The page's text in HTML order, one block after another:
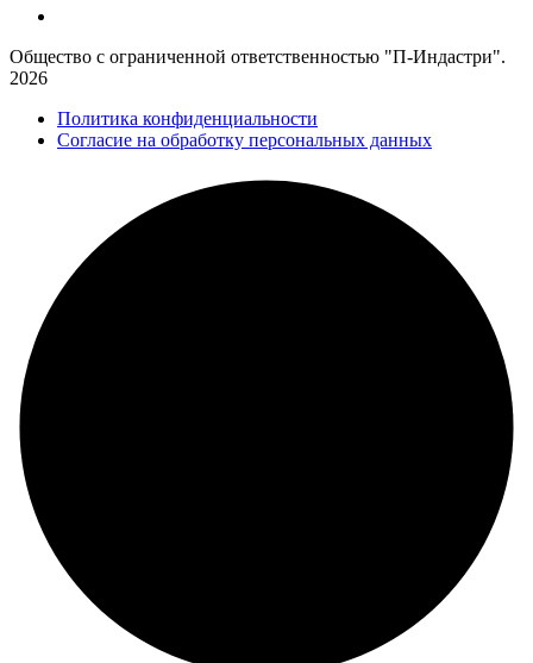
Общество с ограниченной ответственностью "П-Индастри".
2026
Политика конфиденциальности
Согласие на обработку персональных данных